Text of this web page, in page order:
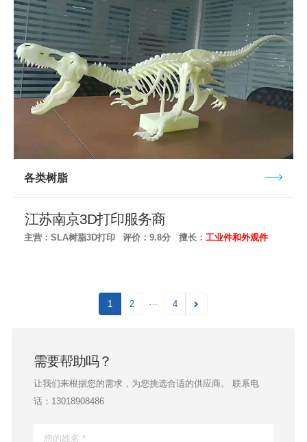
江苏南京3D打印服务商
各类树脂
主营：SLA树脂3D打印 评价：9.8分 擅长： 工业件和外观件
1 2 … 4
需要帮助吗？
让我们来根据您的需求，为您挑选合适的供应商。 联系电
话：13018908486